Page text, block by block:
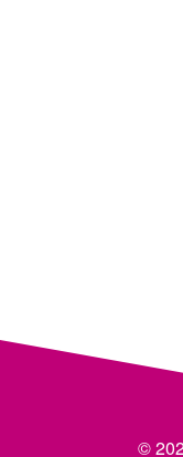
©